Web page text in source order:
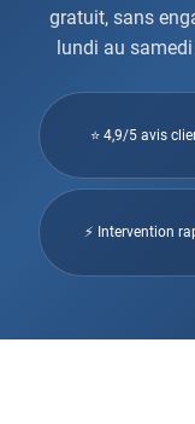
gratuit, sans
lundi au
⭐ 4,9/5 avis
⚡ Intervention